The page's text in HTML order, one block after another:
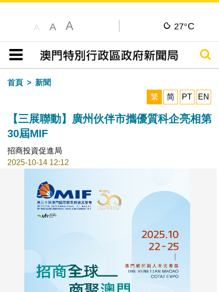
A A A 27°C
目錄
搜尋
首頁
新聞
繁
简 PT EN
【三展聯動】廣州伙伴市攜優質科企亮相第
30屆MIF
招商投資促進局
2025-10-14 12:12
廣州伙伴市將攜優質科技企業